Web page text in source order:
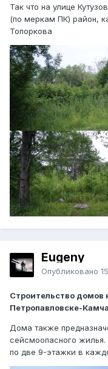
Так что на улице
(по меркам ПК) район,
Топоркова
Eugeny
Опубликовано
Строительство домов
Петропавловске-
Дома также
сейсмоопасного жилья.
по две 9-этажки в